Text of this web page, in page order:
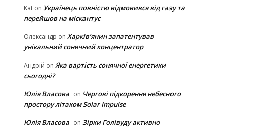
Kat on Українець повністю відмовився від газу та
перейшов на міскантус
Олександр on Харків’янин запатентував
унікальний сонячний концентратор
Андрій on Яка вартість сонячної енергетики
сьогодні?
Юлія Власова on Чергові підкорення небесного
простору літаком Solar Impulse
Юлія Власова on Зірки Голівуду активно